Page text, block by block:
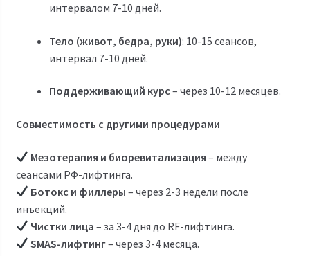
интервалом 7-10 дней.
Тело (живот, бедра, руки): 10-15 сеансов,
интервал 7-10 дней.
Поддерживающий курс – через 10-12 месяцев.
Совместимость с другими процедурами
Мезотерапия и биоревитализация – между
сеансами РФ-лифтинга.
Ботокс и филлеры – через 2-3 недели после
инъекций.
Чистки лица – за 3-4 дня до RF-лифтинга.
SMAS-лифтинг– через 3-4 месяца.